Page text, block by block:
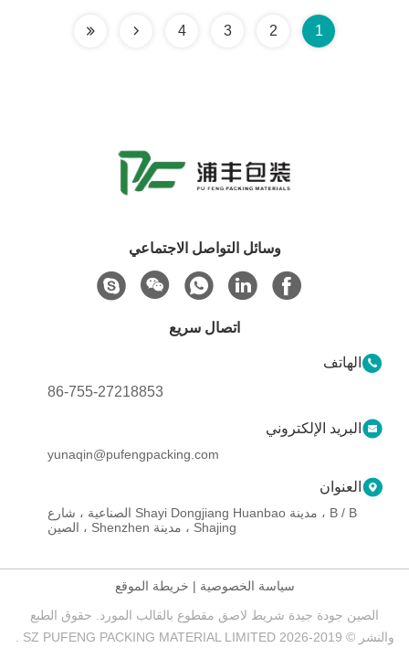
1
2
3
4
وسائل التواصل الاجتماعي
اتصال سريع
الهاتف
86-755-27218853
البريد الإلكتروني
yunaqin@pufengpacking.com
العنوان
B / B ، مدينة Shayi Dongjiang Huanbao الصناعية ، شارع
Shajing ، مدينة Shenzhen ، الصين
سياسة الخصوصية | خريطة الموقع
الصين جودة جيدة شريط لاصق مقطوع بالقالب المورد. حقوق الطبع